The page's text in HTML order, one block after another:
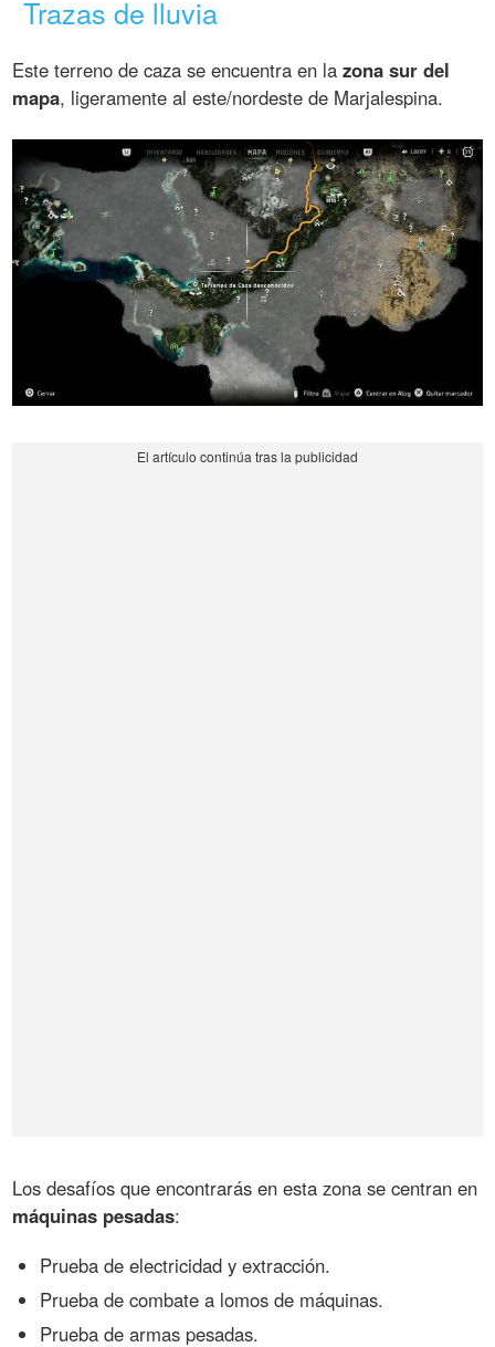
Trazas de lluvia
Este terreno de caza se encuentra en lazona sur del
mapa, ligeramente al este/nordeste de Marjalespina.
Los desafíos que encontrarás en esta zona se centran en
máquinas pesadas:
Prueba de electricidad y extracción.
Prueba de combate a lomos de máquinas.
Prueba de armas pesadas.